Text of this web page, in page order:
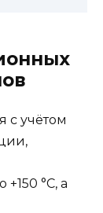
с учётом
°C, а